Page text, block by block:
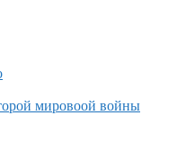
мировоой войны